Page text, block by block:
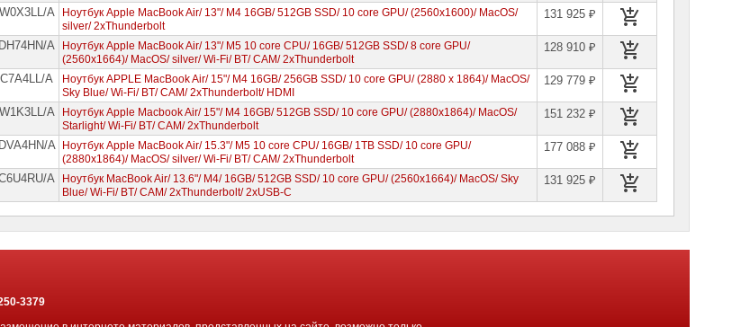
A
Ноутбук Apple MacBook Air/ 13"/ M4 16GB/ 512GB SSD/ 10 core GPU/ (2560x1600)/ MacOS/
silver/ 2xThunderbolt
131 925 ₽
A
Ноутбук Apple MacBook Air/ 13"/ M5 10 core CPU/ 16GB/ 512GB SSD/ 8 core GPU/
(2560x1664)/ MacOS/ silver/ Wi-Fi/ BT/ CAM/ 2xThunderbolt
128 910 ₽
A
Ноутбук APPLE MacBook Air/ 15"/ M4 16GB/ 256GB SSD/ 10 core GPU/ (2880 x 1864)/ MacOS/
Sky Blue/ Wi-Fi/ BT/ CAM/ 2xThunderbolt/ HDMI
129 779 ₽
A
Ноутбук Apple Macbook Air/ 15"/ M4 16GB/ 512GB SSD/ 10 core GPU/ (2880x1864)/ MacOS/
Starlight/ Wi-Fi/ BT/ CAM/ 2xThunderbolt
151 232 ₽
A
Ноутбук Apple MacBook Air/ 15.3"/ M5 10 core CPU/ 16GB/ 1TB SSD/ 10 core GPU/
(2880x1864)/ MacOS/ silver/ Wi-Fi/ BT/ CAM/ 2xThunderbolt
177 088 ₽
A
Ноутбук MacBook Air/ 13.6"/ M4/ 16GB/ 512GB SSD/ 10 core GPU/ (2560х1664)/ MacOS/ Sky
Blue/ Wi-Fi/ BT/ CAM/ 2xThunderbolt/ 2xUSB-C
131 925 ₽
3379